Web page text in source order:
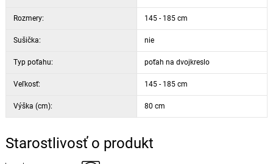
Rozmery: 145 - 185 cm
Sušička: nie
Typ poťahu: poťah na dvojkreslo
Veľkosť: 145 - 185 cm
Výška (cm): 80 cm
Starostlivosť o produkt